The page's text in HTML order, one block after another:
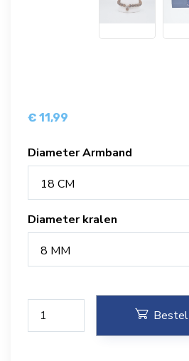
€ 11,99
Diameter Armband
18 CM
Diameter kralen
8 MM
Bestel